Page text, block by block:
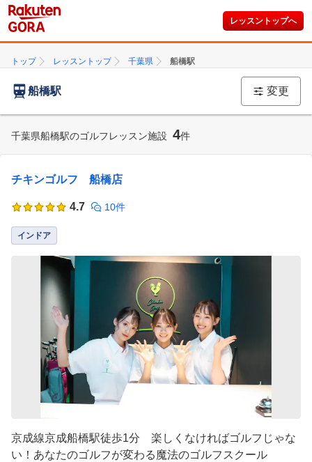
レッスントップへ
トップ レッスントップ 千葉県 船橋駅
船橋駅 変更
千葉県船橋駅のゴルフレッスン施設 4件
チキンゴルフ 船橋店
4.7 10件
インドア
京成線京成船橋駅徒歩1分 楽しくなければゴルフじゃな
い！あなたのゴルフが変わる魔法のゴルフスクール